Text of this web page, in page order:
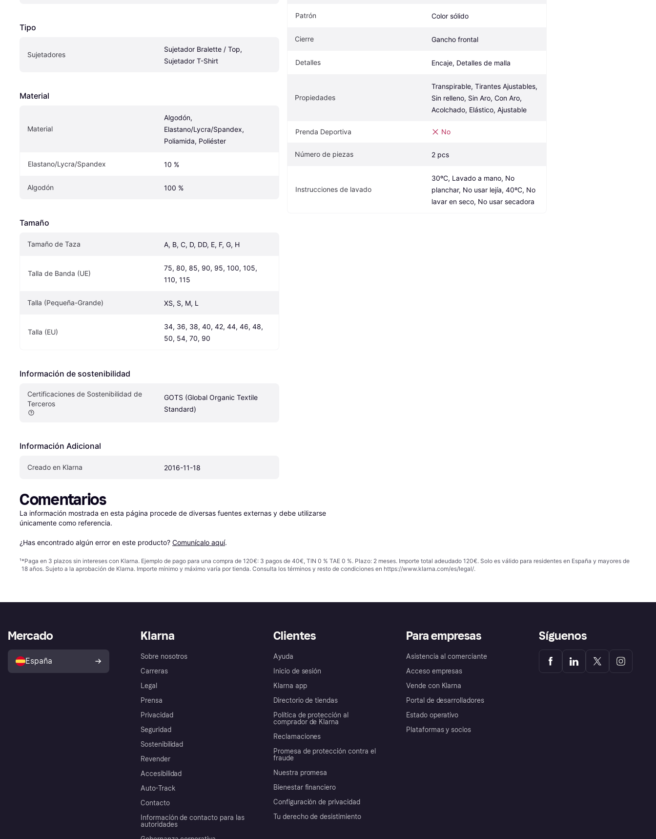
Tipo
Sujetadores
Sujetador Bralette / Top,
Sujetador T-Shirt
Material
Material
Algodón,
Elastano/Lycra/Spandex,
Poliamida, Poliéster
Elastano/Lycra/Spandex 10 %
Algodón 100 %
Tamaño
Tamaño de Taza A, B, C, D, DD, E, F, G, H
Talla de Banda (UE)
75, 80, 85, 90, 95, 100, 105,
110, 115
Talla (Pequeña-Grande) XS, S, M, L
Talla (EU)
34, 36, 38, 40, 42, 44, 46, 48,
50, 54, 70, 90
Información de sostenibilidad
Certificaciones de Sostenibilidad de
Terceros
GOTS (Global Organic Textile
Standard)
Información Adicional
Creado en Klarna 2016-11-18
Patrón Color sólido
Cierre Gancho frontal
Detalles Encaje, Detalles de malla
Propiedades
Transpirable, Tirantes Ajustables,
Sin relleno, Sin Aro, Con Aro,
Acolchado, Elástico, Ajustable
Prenda Deportiva No
Número de piezas 2 pcs
Instrucciones de lavado
30ºC, Lavado a mano, No
planchar, No usar lejía, 40ºC, No
lavar en seco, No usar secadora
Comentarios
La información mostrada en esta página procede de diversas fuentes externas y debe utilizarse
únicamente como referencia.
¿Has encontrado algún error en este producto? Comunícalo aquí.
¹*Paga en 3 plazos sin intereses con Klarna. Ejemplo de pago para una compra de 120€: 3 pagos de 40€, TIN 0 % TAE 0 %. Plazo: 2 meses. Importe total adeudado 120€. Solo es válido para residentes en España y mayores de
18 años. Sujeto a la aprobación de Klarna. Importe mínimo y máximo varía por tienda. Consulta los términos y resto de condiciones en https://www.klarna.com/es/legal/.
Klarna
Sobre nosotros
Carreras
Legal
Prensa
Privacidad
Seguridad
Sostenibilidad
Revender
Accesibilidad
Auto-Track
Contacto
Información de contacto para las
autoridades
Clientes
Ayuda
Inicio de sesión
Klarna app
Directorio de tiendas
Política de protección al
comprador de Klarna
Reclamaciones
Promesa de protección contra el
fraude
Nuestra promesa
Bienestar financiero
Configuración de privacidad
Tu derecho de desistimiento
Para empresas
Asistencia al comerciante
Acceso empresas
Vende con Klarna
Portal de desarrolladores
Estado operativo
Plataformas y socios
Mercado
España
Síguenos